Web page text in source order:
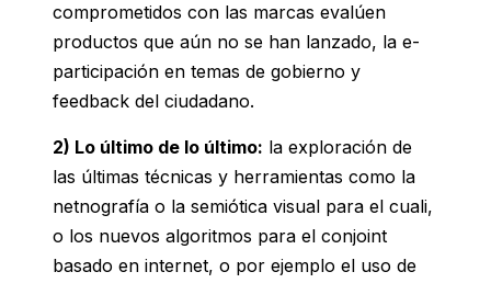
comprometidos con las marcas evalúen
productos que aún no se han lanzado, la e-
participación en temas de gobierno y
feedback del ciudadano.
2) Lo último de lo último: la exploración de
las últimas técnicas y herramientas como la
netnografía o la semiótica visual para el cuali,
o los nuevos algoritmos para el conjoint
basado en internet, o por ejemplo el uso de